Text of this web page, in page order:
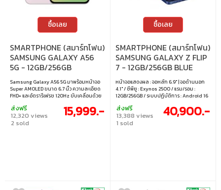
ซื้อเลย
SMARTPHONE (สมาร์ทโฟน)
SAMSUNG GALAXY A56
5G - 12GB/256GB
AWESOME PINK
Samsung Galaxy A56 5G มาพร้อมหน้าจอ
Super AMOLED ขนาด 6.7 นิ้ว ความละเอียด
FHD+ และอัตรารีเฟรช 120Hz ขับเคลื่อนด้วย
พื้นที่เก็บข้อมูล 256GB กล้องหลัง 3 เลนส์:
เลนส์หลัก 50MP (OIS), เลนส์ Ultra-Wide
12MP และเลนส์ Macro 5MP ​ ●
ส่งฟรี
12,320 views
2 sold
15,999.-
ซื้อเลย
SMARTPHONE (สมาร์ทโฟน)
SAMSUNG GALAXY Z FLIP
7 - 12GB/256GB BLUE
SHADOW
หน้าจอแสดงผล : จอหลัก 6.9" | จอด้านนอก
4.1" / ซีพียู : Exynos 2500 / แรม/รอม :
12GB/256GB / ระบบปฏิบัติการ : Android 16
ส่งฟรี
13,388 views
1 sold
40,900.-